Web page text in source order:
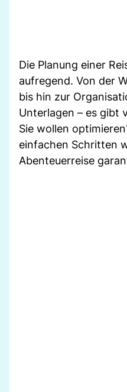
Die Planung einer
aufregend. Von der
bis hin zur
Unterlagen – es gibt
Sie wollen
einfachen Schritten
Abenteuerreise